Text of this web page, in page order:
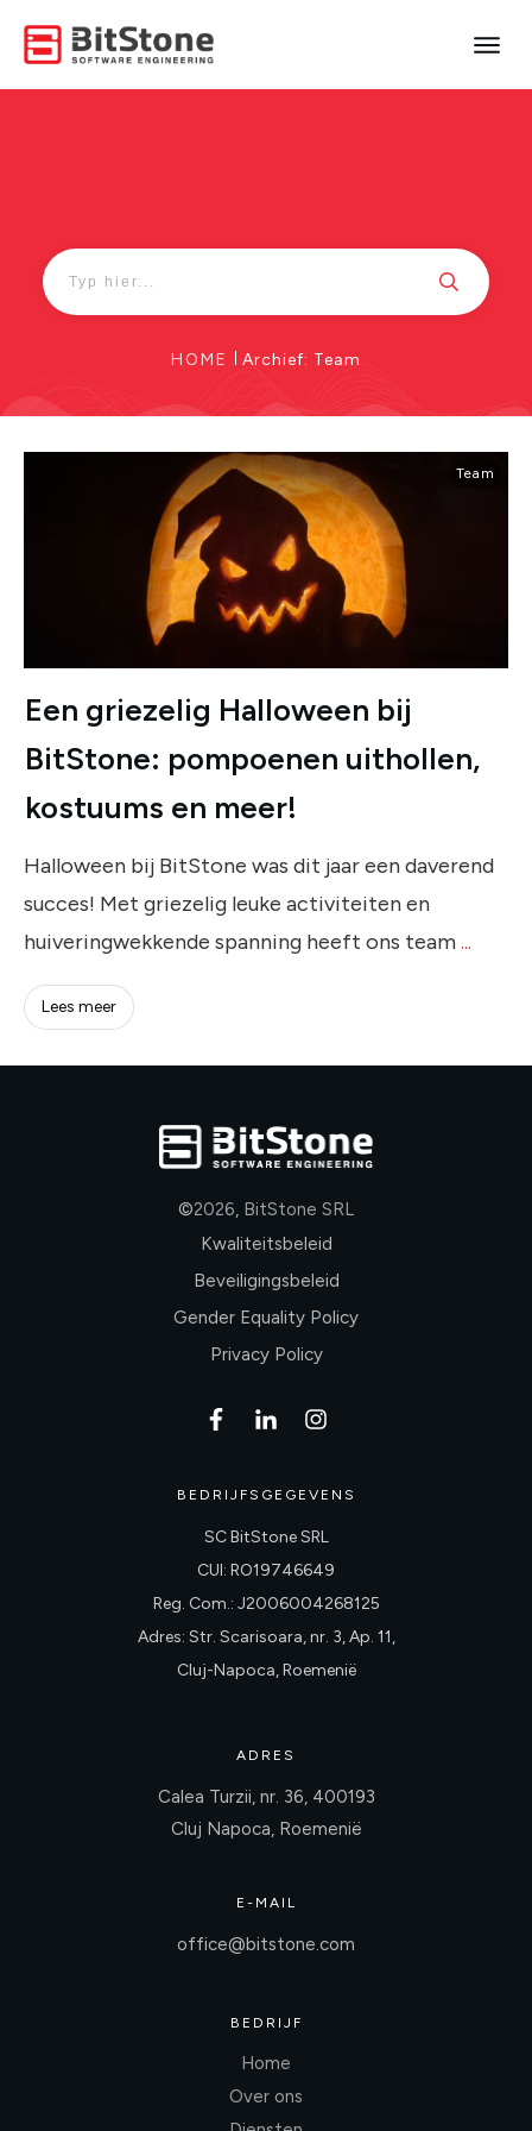
HOME Archief: Team
Team
Een griezelig Halloween bij
BitStone: pompoenen uithollen,
kostuums en meer!
Halloween bij BitStone was dit jaar een daverend
succes! Met griezelig leuke activiteiten en
huiveringwekkende spanning heeft ons team...
Lees meer
©2026, BitStone SRL
Kwaliteitsbeleid
Beveiligingsbeleid
Gender Equality Policy
Privacy Policy
BEDRIJFSGEGEVENS
SC BitStone SRL
CUI: RO19746649
Reg. Com.: J2006004268125
Adres: Str. Scarisoara, nr. 3, Ap. 11,
Cluj-Napoca, Roemenië
ADRES
Calea Turzii, nr. 36, 400193
Cluj Napoca, Roemenië
E-MAIL
office@bitstone.com
BEDRIJF
Home
Over ons